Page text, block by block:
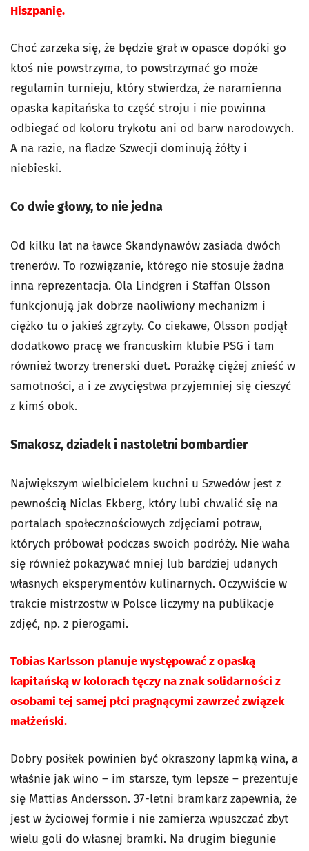
Hiszpanię.
Choć zarzeka się, że będzie grał w opasce dopóki go
ktoś nie powstrzyma, to powstrzymać go może
regulamin turnieju, który stwierdza, że naramienna
opaska kapitańska to część stroju i nie powinna
odbiegać od koloru trykotu ani od barw narodowych.
A na razie, na fladze Szwecji dominują żółty i
niebieski.
Co dwie głowy, to nie jedna
Od kilku lat na ławce Skandynawów zasiada dwóch
trenerów. To rozwiązanie, którego nie stosuje żadna
inna reprezentacja. Ola Lindgren i Staffan Olsson
funkcjonują jak dobrze naoliwiony mechanizm i
ciężko tu o jakieś zgrzyty. Co ciekawe, Olsson podjął
dodatkowo pracę we francuskim klubie PSG i tam
również tworzy trenerski duet. Porażkę ciężej znieść w
samotności, a i ze zwycięstwa przyjemniej się cieszyć
z kimś obok.
Smakosz, dziadek i nastoletni bombardier
Największym wielbicielem kuchni u Szwedów jest z
pewnością Niclas Ekberg, który lubi chwalić się na
portalach społecznościowych zdjęciami potraw,
których próbował podczas swoich podróży. Nie waha
się również pokazywać mniej lub bardziej udanych
własnych eksperymentów kulinarnych. Oczywiście w
trakcie mistrzostw w Polsce liczymy na publikacje
zdjęć, np. z pierogami.
Tobias Karlsson planuje występować z opaską
kapitańską w kolorach tęczy na znak solidarności z
osobami tej samej płci pragnącymi zawrzeć związek
małżeński.
Dobry posiłek powinien być okraszony lapmką wina, a
właśnie jak wino – im starsze, tym lepsze – prezentuje
się Mattias Andersson. 37-letni bramkarz zapewnia, że
jest w życiowej formie i nie zamierza wpuszczać zbyt
wielu goli do własnej bramki. Na drugim biegunie